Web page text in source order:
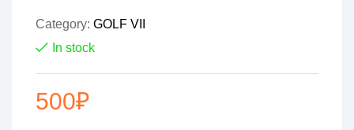
Category: GOLF VII
In stock
500₽